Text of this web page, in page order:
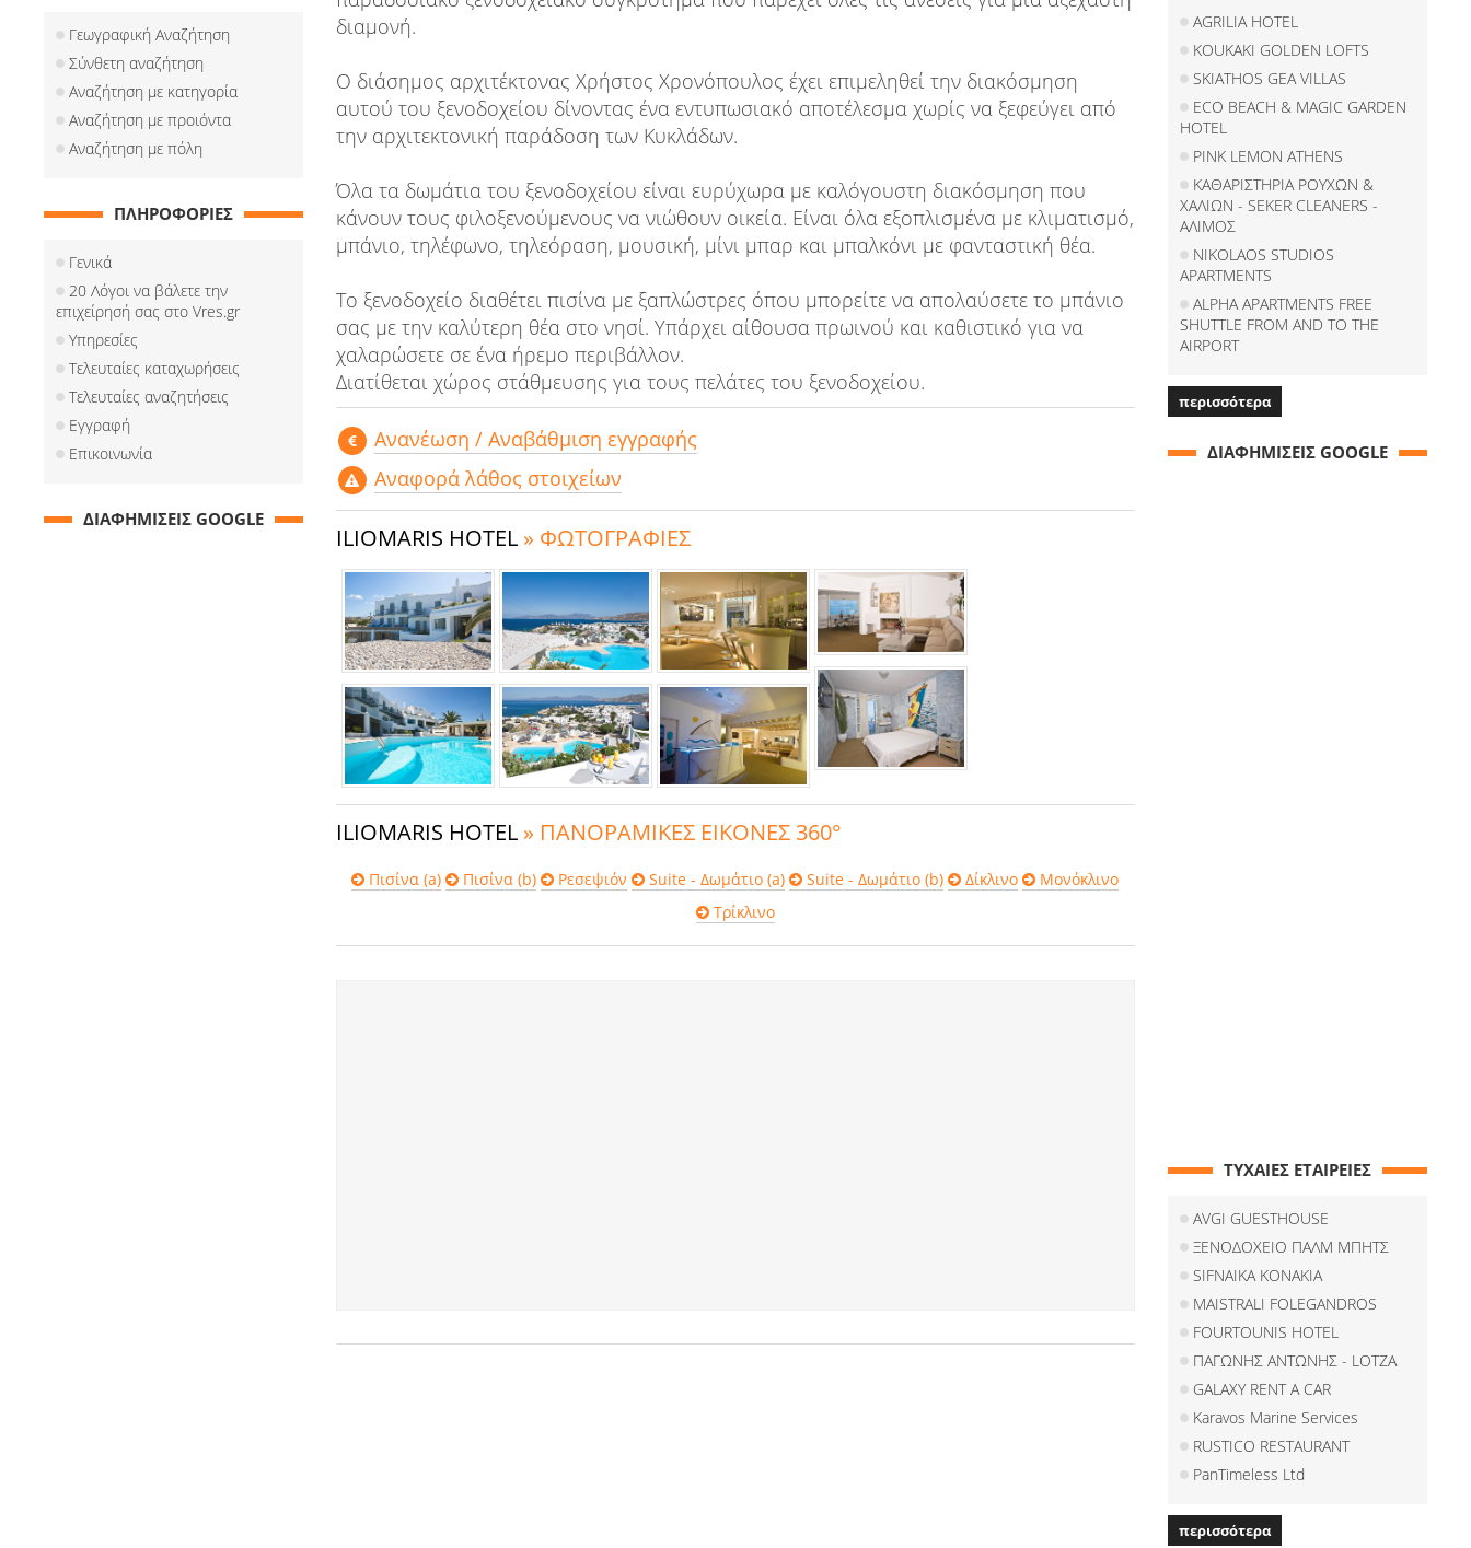
διαμονή.
Ο διάσημος αρχιτέκτονας Χρήστος Χρονόπουλος έχει επιμεληθεί την διακόσμηση
αυτού του ξενοδοχείου δίνοντας ένα εντυπωσιακό αποτέλεσμα χωρίς να ξεφεύγει από
την αρχιτεκτονική παράδοση των Κυκλάδων.
Όλα τα δωμάτια του ξενοδοχείου είναι ευρύχωρα με καλόγουστη διακόσμηση που
κάνουν τους φιλοξενούμενους να νιώθουν οικεία. Είναι όλα εξοπλισμένα με κλιματισμό,
μπάνιο, τηλέφωνο, τηλεόραση, μουσική, μίνι μπαρ και μπαλκόνι με φανταστική θέα.
Το ξενοδοχείο διαθέτει πισίνα με ξαπλώστρες όπου μπορείτε να απολαύσετε το μπάνιο
σας με την καλύτερη θέα στο νησί. Υπάρχει αίθουσα πρωινού και καθιστικό για να
χαλαρώσετε σε ένα ήρεμο περιβάλλον.
Διατίθεται χώρος στάθμευσης για τους πελάτες του ξενοδοχείου.
Aνανέωση / Αναβάθμιση εγγραφής
Αναφορά λάθος στοιχείων
ILIOMARIS HOTEL » ΦΩΤΟΓΡΑΦΙΕΣ
ILIOMARIS HOTEL » ΠΑΝΟΡΑΜΙΚΕΣ ΕΙΚΟΝΕΣ 360°
Πισίνα (a) Πισίνα (b) Ρεσεψιόν Suite - Δωμάτιο (a) Suite - Δωμάτιο (b) Δίκλινο
Μονόκλινο
Τρίκλινο
Γεωγραφική Αναζήτηση
Σύνθετη αναζήτηση
Αναζήτηση με κατηγορία
Αναζήτηση με προιόντα
Αναζήτηση με πόλη
ΠΛΗΡΟΦΟΡΙΕΣ
Γενικά
20 Λόγοι να βάλετε την
επιχείρησή σας στο Vres.gr
Υπηρεσίες
Τελευταίες καταχωρήσεις
Τελευταίες αναζητήσεις
Εγγραφή
Επικοινωνία
ΔΙΑΦΗΜΙΣΕΙΣ GOOGLE
AGRILIA HOTEL
KOUKAKI GOLDEN LOFTS
SKIATHOS GEA VILLAS
ECO BEACH & MAGIC GARDEN
HOTEL
PINK LEMON ATHENS
ΚΑΘΑΡΙΣΤΗΡΙΑ ΡΟΥΧΩΝ &
ΧΑΛΙΩΝ - SEKER CLEANERS -
ΑΛΙΜΟΣ
NIKOLAOS STUDIOS
APARTMENTS
ALPHA APARTMENTS FREE
SHUTTLE FROM AND TO THE
AIRPORT
περισσότερα
ΔΙΑΦΗΜΙΣΕΙΣ GOOGLE
ΤΥΧΑΙΕΣ ΕΤΑΙΡΕΙΕΣ
AVGI GUESTHOUSE
ΞΕΝΟΔΟΧΕΙΟ ΠΑΛΜ ΜΠΗΤΣ
SIFNAIKA KONAKIA
MAISTRALI FOLEGANDROS
FOURTOUNIS HOTEL
ΠΑΓΩΝΗΣ ΑΝΤΩΝΗΣ - LOTZA
GALAXY RENT A CAR
Karavos Marine Services
RUSTICO RESTAURANT
PanTimeless Ltd
περισσότερα